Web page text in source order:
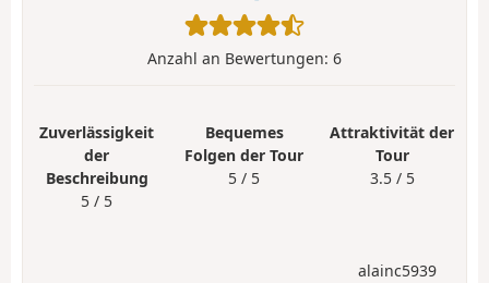
Anzahl an Bewertungen: 6
Zuverlässigkeit
der
Beschreibung
5 / 5
Bequemes
Folgen der Tour
5 / 5
Attraktivität der
Tour
3.5 / 5
alainc5939